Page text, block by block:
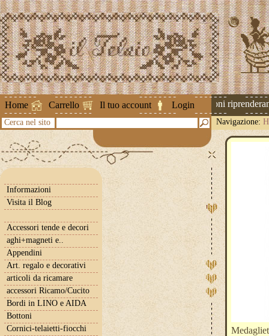
Home Carrello Il tuo account Login
Attenzione ! Le spedizioni
Cerca nel sito Navigazione:
Informazioni
Visita il Blog
Accessori tende e decori
aghi+magneti e..
Appendini
Art. regalo e decorativi
articoli da ricamare
accessori Ricamo/Cucito
Bordi in LINO e AIDA
Bottoni
Cornici-telaietti-fiocchi